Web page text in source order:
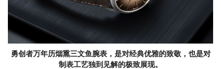
勇创者万年历烟熏三文鱼腕表，是对经典优雅的致敬，也是对
制表工艺独到见解的极致展现。